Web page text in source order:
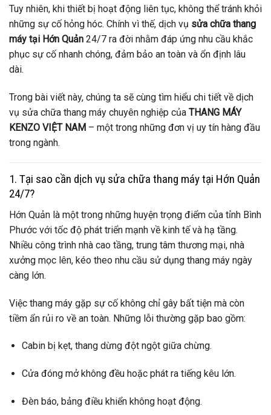
Tuy nhiên, khi thiết bị hoạt động liên tục, không thể tránh khỏi
những sự cố hỏng hóc. Chính vì thế, dịch vụ sửa chữa thang
máy tại Hớn Quản 24/7 ra đời nhằm đáp ứng nhu cầu khắc
phục sự cố nhanh chóng, đảm bảo an toàn và ổn định lâu
dài.
Trong bài viết này, chúng ta sẽ cùng tìm hiểu chi tiết về dịch
vụ sửa chữa thang máy chuyên nghiệp của THANG MÁY
KENZO VIỆT NAM – một trong những đơn vị uy tín hàng đầu
trong ngành.
1. Tại sao cần dịch vụ sửa chữa thang máy tại Hớn Quản
24/7?
Hớn Quản là một trong những huyện trọng điểm của tỉnh Bình
Phước với tốc độ phát triển mạnh về kinh tế và hạ tầng.
Nhiều công trình nhà cao tầng, trung tâm thương mại, nhà
xưởng mọc lên, kéo theo nhu cầu sử dụng thang máy ngày
càng lớn.
Việc thang máy gặp sự cố không chỉ gây bất tiện mà còn
tiềm ẩn rủi ro về an toàn. Những lỗi thường gặp bao gồm:
Cabin bị kẹt, thang dừng đột ngột giữa chừng.
Cửa đóng mở không đều hoặc phát ra tiếng kêu lớn.
Đèn báo, bảng điều khiển không hoạt động.